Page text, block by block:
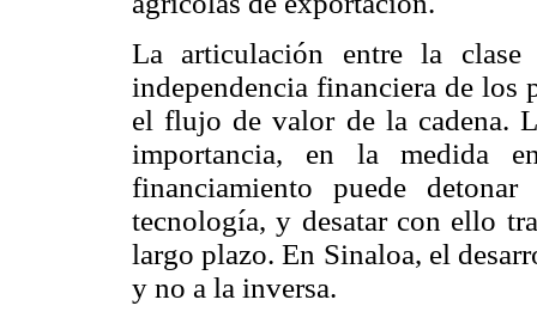
La articulación entre la
independencia financiera de los
el flujo de valor de la cadena.
importancia, en la medida
financiamiento puede
tecnología, y desatar con ello
largo plazo. En Sinaloa, el
y no a la inversa.